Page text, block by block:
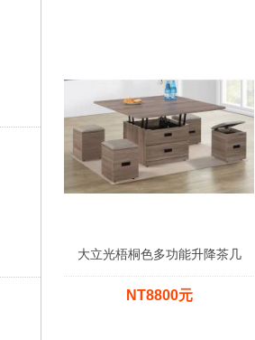
大立光梧桐色多功能升降茶几
NT8800元